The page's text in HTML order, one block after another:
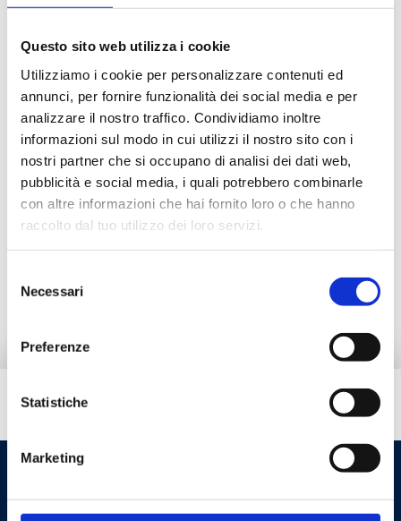
Questo sito web utilizza i cookie
Utilizziamo i cookie per personalizzare contenuti ed
annunci, per fornire funzionalità dei social media e per
analizzare il nostro traffico. Condividiamo inoltre
informazioni sul modo in cui utilizzi il nostro sito con i
nostri partner che si occupano di analisi dei dati web,
pubblicità e social media, i quali potrebbero combinarle
con altre informazioni che hai fornito loro o che hanno
raccolto dal tuo utilizzo dei loro servizi.
delNecessari
Preferenze
Statistiche
Marketing
Description
Documentation
Accessoires
Pièces de rechange